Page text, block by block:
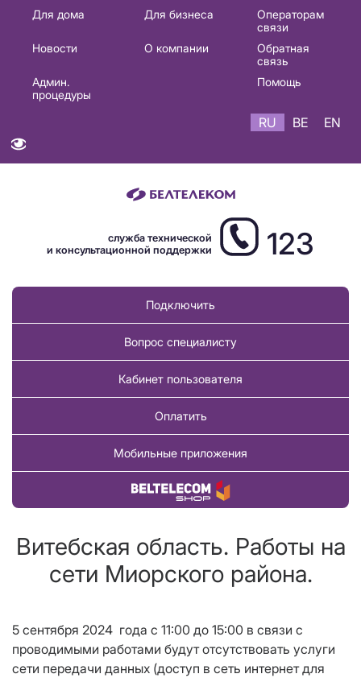
Основная
навигация
Для дома Для бизнеса
Операторам
связи
Новости
О компании
Обратная
связь
Админ.
процедуры
Помощь
RU BE EN
служба технической
и консультационной поддержки
123
Подключить
Вопрос специалисту
Кабинет пользователя
Оплатить
Мобильные приложения
Купить товар
Витебская область. Работы на
сети Миорского района.
5 сентября 2024 года с 11:00 до 15:00 в связи с
проводимыми работами будут отсутствовать услуги
сети передачи данных (доступ в сеть интернет для